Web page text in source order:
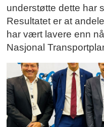
understøtte dette har
Resultatet er at
har vært lavere enn
Nasjonal